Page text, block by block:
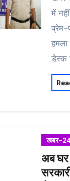
में
प्रेम-
डेस्क
खबर-
अब घर